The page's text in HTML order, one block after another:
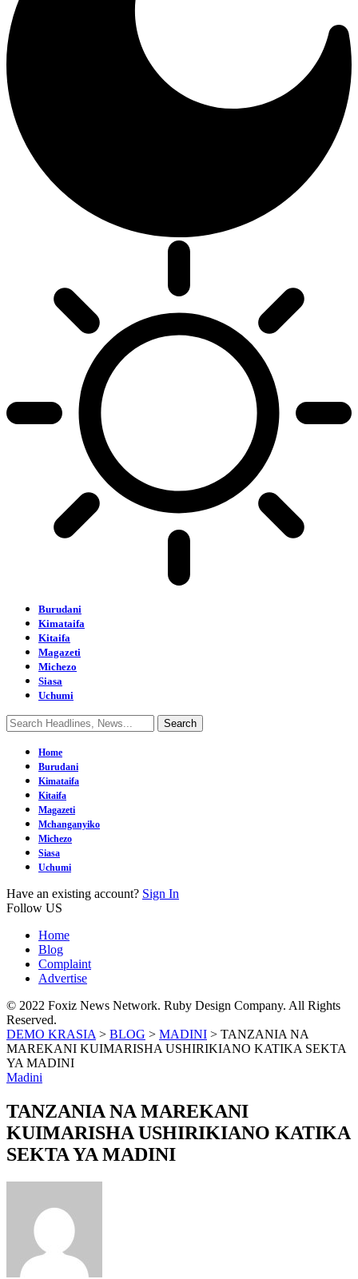
Burudani
Kimataifa
Kitaifa
Magazeti
Michezo
Siasa
Uchumi
Home
Burudani
Kimataifa
Kitaifa
Magazeti
Mchanganyiko
Michezo
Siasa
Uchumi
Have an existing account? Sign In
Follow US
Home
Blog
Complaint
Advertise
© 2022 Foxiz News Network. Ruby Design Company. All Rights
Reserved.
DEMO KRASIA > BLOG > MADINI > TANZANIA NA
MAREKANI KUIMARISHA USHIRIKIANO KATIKA SEKTA
YA MADINI
Madini
TANZANIA NA MAREKANI
KUIMARISHA USHIRIKIANO KATIKA
SEKTA YA MADINI